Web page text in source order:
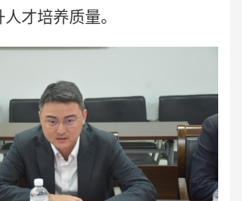
才培养质量。